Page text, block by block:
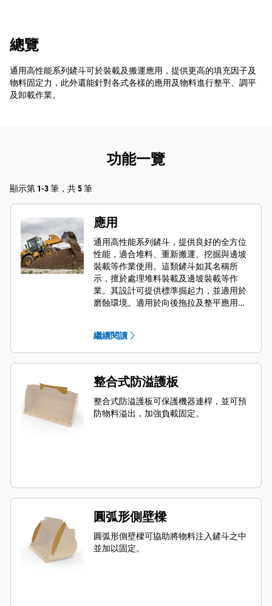
總覽
通用高性能系列鏟斗可於裝載及搬運應用，提供更高的填充因子及
物料固定力，此外還能針對各式各樣的應用及物料進行整平、調平
及卸載作業。
功能一覽
顯示第 1-3 筆，共 5 筆
應用
通用高性能系列鏟斗，提供良好的全方位
性能，適合堆料、重新搬運、挖掘與邊坡
裝載等作業使用。這類鏟斗如其名稱所
示，擅於處理堆料裝載及邊坡裝載等作
業。其設計可提供標準掘起力，並適用於
磨蝕環境。適用於向後拖拉及整平應用。
繼續閱讀
整合式防溢護板
整合式防溢護板可保護機器連桿，並可預
防物料溢出，加強負載固定。
圓弧形側壁樑
圓弧形側壁樑可協助將物料注入鏟斗之中
並加以固定。